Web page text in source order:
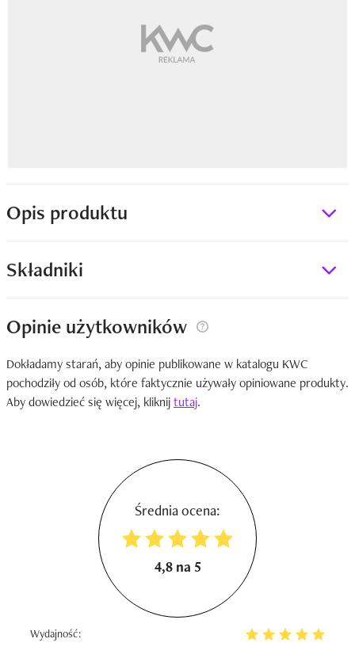
Opis produktu
Składniki
Opinie użytkowników
Dokładamy starań, aby opinie publikowane w katalogu KWC
pochodziły od osób, które faktycznie używały opiniowane produkty.
Aby dowiedzieć się więcej, kliknijtutaj.
Średnia ocena:
4,8 na 5
Wydajność: